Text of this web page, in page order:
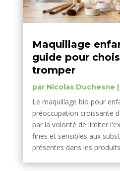
Maquillage
guide pour
tromper
par Nicolas Duchesne |
Le maquillage bio pour
préoccupation croissante
par la volonté de limiter
fines et sensibles aux
présentes dans les